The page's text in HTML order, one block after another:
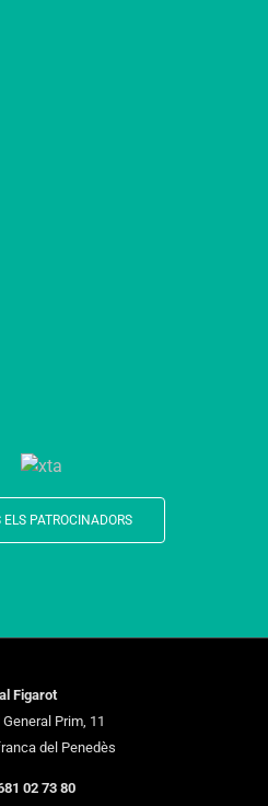
ELS PATROCINADORS
Figarot
Prim, 11
del Penedès
02 73 80